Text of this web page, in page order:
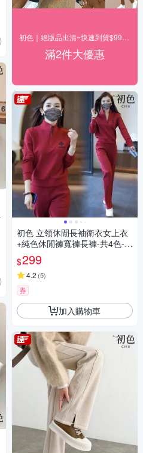
滿2件大優惠
初色 立領休閒長袖衛衣女上衣
+純色休閒褲寬褲長褲-共4色-3
9627(M-4XL可選)
$299
4.2 (5)
券
加入購物車